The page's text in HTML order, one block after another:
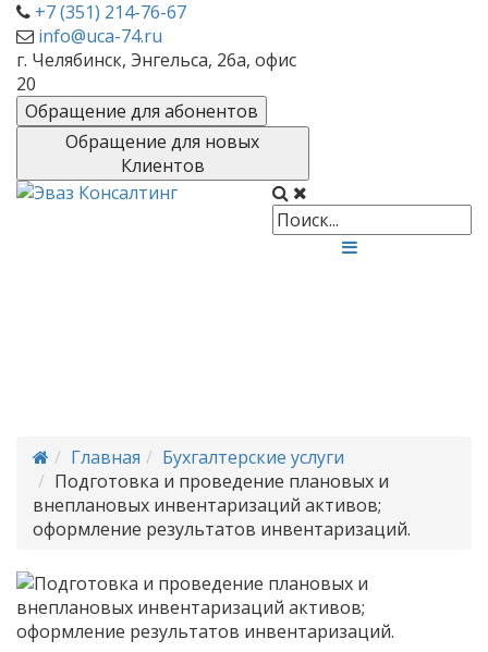
+7 (351) 214-76-67
info@uca-74.ru
г. Челябинск, Энгельса, 26а, офис
20
Обращение для абонентов
Обращение для новых
Клиентов
Главная
Бухгалтерские услуги
Подготовка и проведение плановых и
внеплановых инвентаризаций активов;
оформление результатов инвентаризаций.